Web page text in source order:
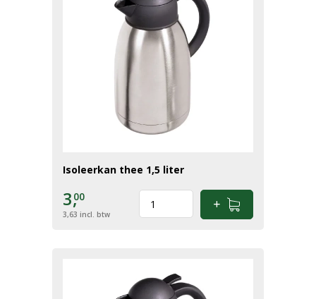
Isoleerkan thee 1,5 liter
3,00
3,63 incl. btw